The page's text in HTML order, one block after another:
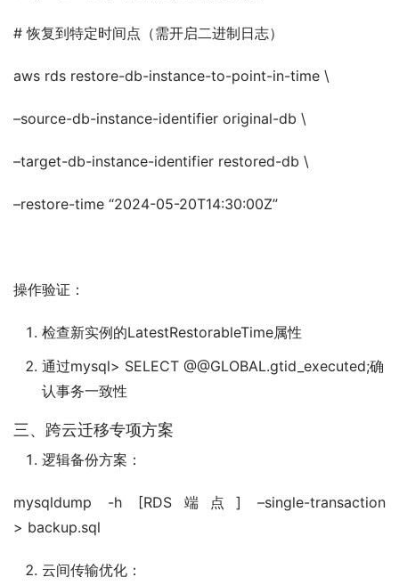
# 恢复到特定时间点（需开启二进制日志）
aws rds restore-db-instance-to-point-in-time \
–source-db-instance-identifier original-db \
–target-db-instance-identifier restored-db \
–restore-time “2024-05-20T14:30:00Z”
操作验证：
检查新实例的LatestRestorableTime属性
通过mysql> SELECT @@GLOBAL.gtid_executed;确
认事务一致性
三、跨云迁移专项方案
逻辑备份方案：
mysqldump -h [RDS端点] –single-transaction
> backup.sql
云间传输优化：